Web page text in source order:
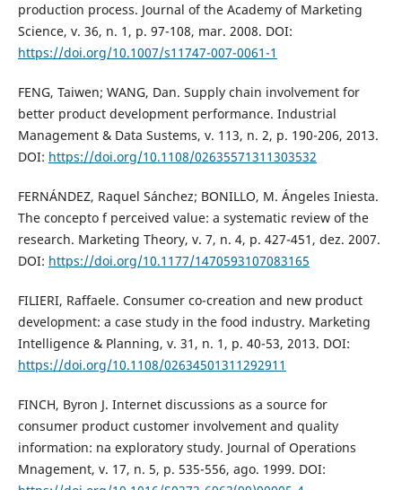
production process. Journal of the Academy of Marketing
Science, v. 36, n. 1, p. 97-108, mar. 2008. DOI:
https://doi.org/10.1007/s11747-007-0061-1
FENG, Taiwen; WANG, Dan. Supply chain involvement for
better product development performance. Industrial
Management & Data Sustems, v. 113, n. 2, p. 190-206, 2013.
DOI: https://doi.org/10.1108/02635571311303532
FERNÁNDEZ, Raquel Sánchez; BONILLO, M. Ángeles Iniesta.
The concepto f perceived value: a systematic review of the
research. Marketing Theory, v. 7, n. 4, p. 427-451, dez. 2007.
DOI: https://doi.org/10.1177/1470593107083165
FILIERI, Raffaele. Consumer co-creation and new product
development: a case study in the food industry. Marketing
Intelligence & Planning, v. 31, n. 1, p. 40-53, 2013. DOI:
https://doi.org/10.1108/02634501311292911
FINCH, Byron J. Internet discussions as a source for
consumer product customer involvement and quality
information: na exploratory study. Journal of Operations
Mnagement, v. 17, n. 5, p. 535-556, ago. 1999. DOI: